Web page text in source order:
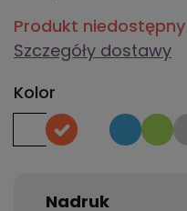
Produkt niedostępny
Szczegóły dostawy
Kolor
Nadruk